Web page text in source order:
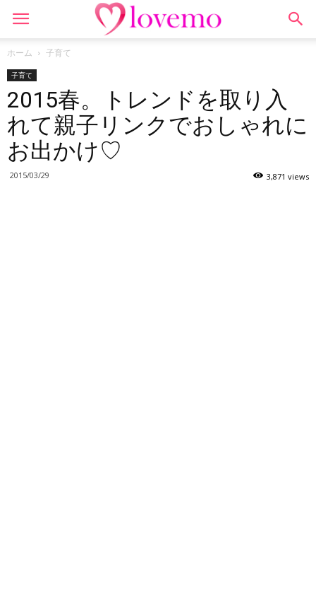
ホーム 子育て
子育て
2015春。トレンドを取り入
れて親子リンクでおしゃれに
お出かけ♡
2015/03/29 3,871 views